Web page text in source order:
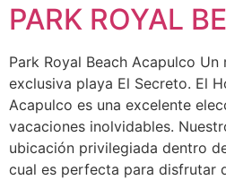
PARK ROYAL
Park Royal Beach Acapulco
exclusiva playa El Secreto. El
Acapulco es una excelente
vacaciones inolvidables.
ubicación privilegiada dentro
cual es perfecta para disfrutar